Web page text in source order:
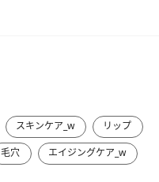
スキンケア_w
リップ
毛穴
エイジングケア_w